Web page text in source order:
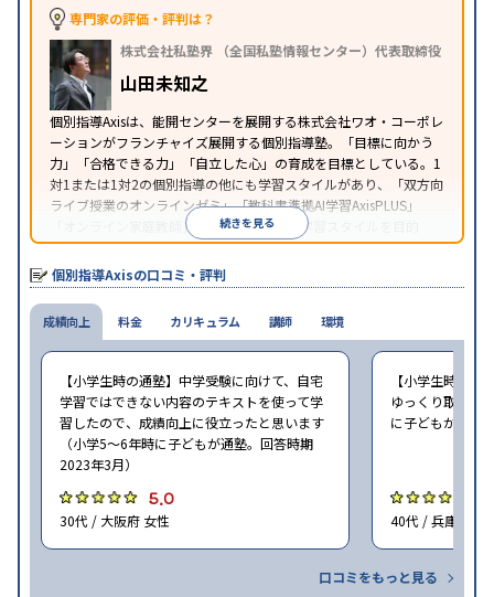
※2023年3月調査。小学校高学年の個別指導塾アンケート調査方法
専門家の評価・評判は？
株式会社私塾界 （全国私塾情報センター）代表取締役
山田未知之
個別指導Axisは、能開センターを展開する株式会社ワオ・コーポレ
ーションがフランチャイズ展開する個別指導塾。「目標に向かう
力」「合格できる力」「自立した心」の育成を目標としている。1
対1または1対2の個別指導の他にも学習スタイルがあり、「双方向
ライブ授業のオンラインゼミ」「教科書準拠AI学習AxisPLUS」
「オンライン家庭教師」など、さまざまな学習スタイルを目的
別・科目別に選択することができる。
続きを見る
個別指導Axisの口コミ・評判
成績向上
【小学生時の通塾】中学受験に向けて、自宅
学習ではできない内容のテキストを使って学
習したので、成績向上に役立ったと思います
（小学5〜6年時に子どもが通塾。回答時期
2023年3月）
5.0
30代 / 大阪府 女性
【小学生時の通
ゆっくり取り組
に子どもが通塾
40代 / 兵庫県 女
口コミをもっと見る
料金 カリキュラム 講師 環境